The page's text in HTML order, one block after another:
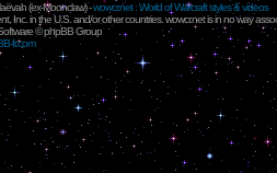
(ex-Moonclaw) -wowcr.net : World of Warcraft styles & videos
Inc. in the U.S. and/or other countries. wowcr.net is in no way
© phpBB Group
fr.com